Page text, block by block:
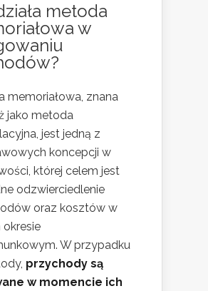
metoda
w
memoriałowa, znana
jako metoda
jest jedną z
koncepcji w
której celem jest
odzwierciedlenie
oraz kosztów w
W przypadku
przychody są
w momencie ich